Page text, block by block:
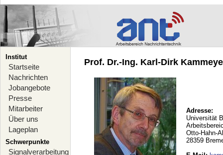
Institut
Startseite
Nachrichten
Jobangebote
Presse
Mitarbeiter
Über uns
Lageplan
Schwerpunkte
Signalverarbeitung
Prof. Dr.-Ing. Karl-Dirk
Adresse:
Universität
Otto-Hahn-
28359